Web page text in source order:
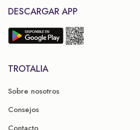
DESCARGAR APP
TROTALIA
Sobre nosotros
Consejos